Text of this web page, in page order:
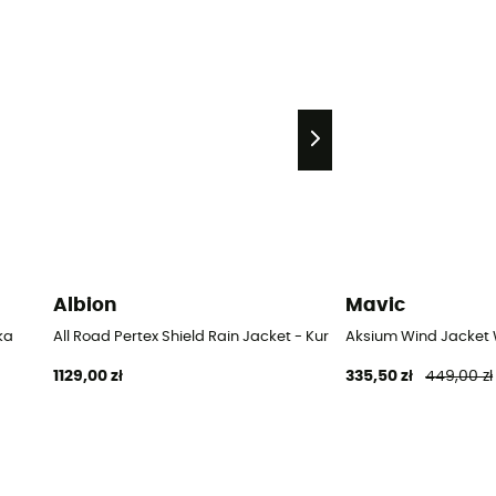
Albion
All Road Pertex Shield Rain Jacket - Kurtka rowerowa damska
1129,00 zł
Mavic
Aksium Wind Jacket
335,50 zł 449,00 zł